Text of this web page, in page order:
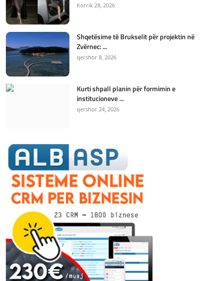
Korrik 28, 2026
Shqetësime të Brukselit për projektin në
Zvërnec: ...
qershor 8, 2026
Kurti shpall planin për formimin e
institucioneve ...
qershor 24, 2026